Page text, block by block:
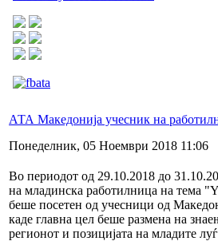
АТА Македонија учесник на
Понеделник, 05 Ноември 2018 11:06
Во периодот од 29.10.2018 до
на младинска работилница на тема
беше посетен од учесници од
каде главна цел беше размена на
регионот и позицијата на младите